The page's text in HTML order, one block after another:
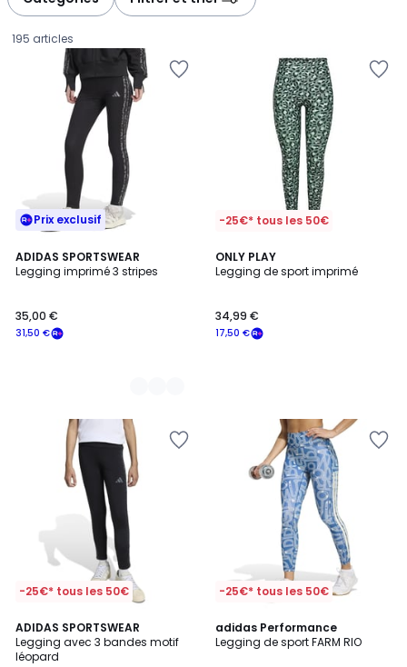
195 articles
Prix exclusif
ADIDAS SPORTSWEAR
Legging imprimé 3 stripes
€
souscrivez
31,50 €
35,00 €
2
Couleurs
-25€* tous les 50€
ONLY PLAY
Legging de sport imprimé
17,50 €
34,99 €
-25€* tous les 50€
ADIDAS SPORTSWEAR
Legging avec 3 bandes motif
léopard
-25€* tous les 50€
adidas Performance
Legging de sport FARM RIO
4
/
2
Couleurs